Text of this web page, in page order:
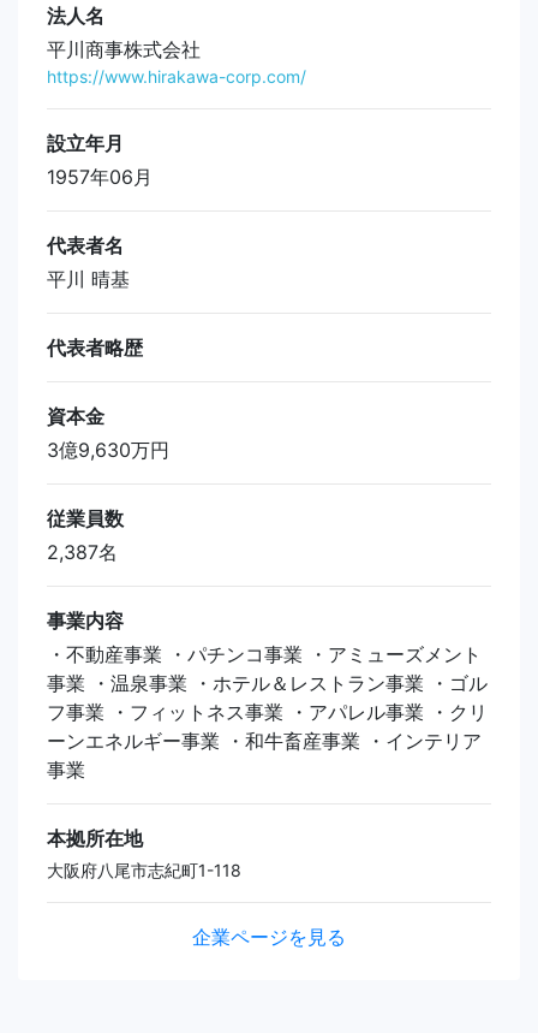
法人名
平川商事株式会社
https://www.hirakawa-corp.com/
設立年月
1957年06月
代表者名
平川 晴基
代表者略歴
資本金
3億9,630万円
従業員数
2,387名
事業内容
・不動産事業 ・パチンコ事業 ・アミューズメント
事業 ・温泉事業 ・ホテル＆レストラン事業 ・ゴル
フ事業 ・フィットネス事業 ・アパレル事業 ・クリ
ーンエネルギー事業 ・和牛畜産事業 ・インテリア
事業
本拠所在地
大阪府八尾市志紀町1-118
企業ページを見る